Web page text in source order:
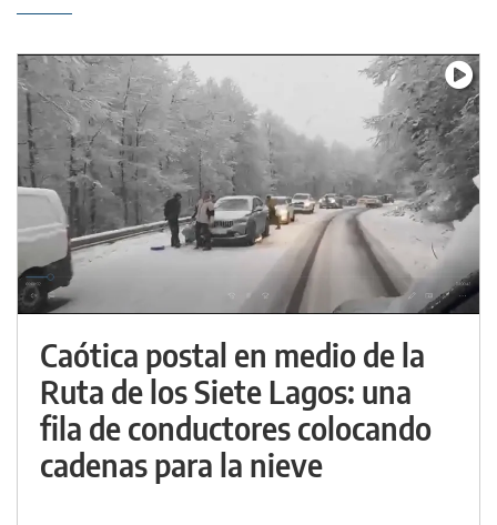
Caótica postal en medio de la
Ruta de los Siete Lagos: una
fila de conductores colocando
cadenas para la nieve